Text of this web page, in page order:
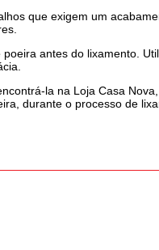
que exigem um
antes do lixamento.
la na Loja Casa
durante o processo de